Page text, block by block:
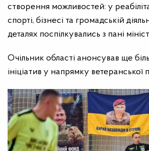
створення можливостей: у
спорті, бізнесі та громадській
деталях поспілкувались з пані
Очільник області анонсував ще
ініціатив у напрямку ветеранської